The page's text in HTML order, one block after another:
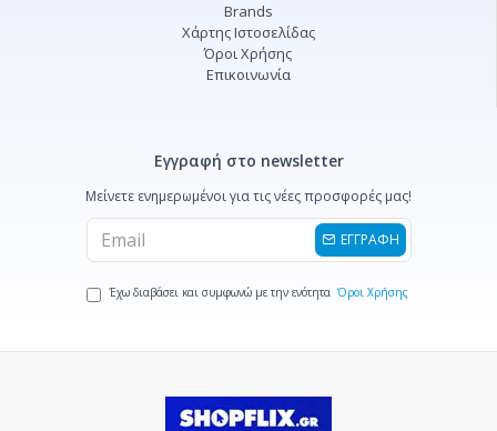
Brands
Χάρτης Ιστοσελίδας
Όροι Χρήσης
Επικοινωνία
Εγγραφή στο newsletter
Μείνετε ενημερωμένοι για τις νέες προσφορές μας!
ΕΓΓΡΑΦΗ
Έχω διαβάσει και συμφωνώ με την ενότητα Όροι Χρήσης